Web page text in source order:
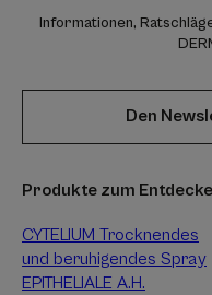
Informationen,
Den
Produkte zum
CYTELIUM Trocknendes
und beruhigendes Spray
EPITHELIALE A.H.